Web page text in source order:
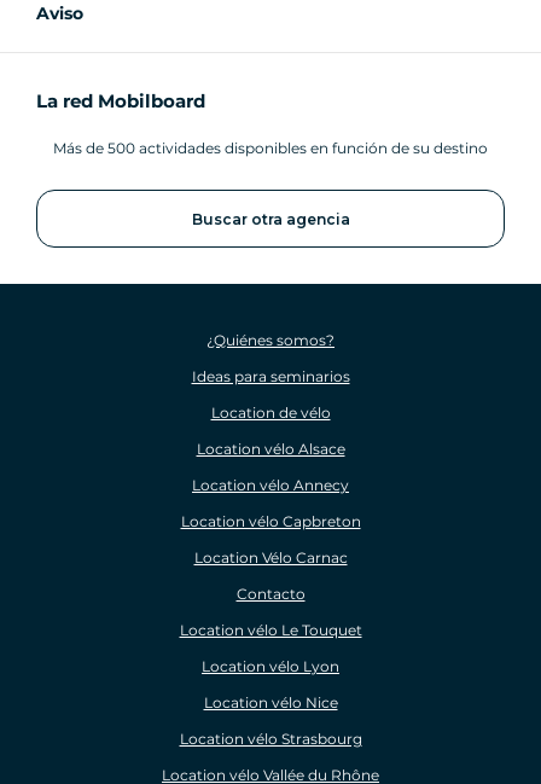
Aviso
La red Mobilboard
Más de 500 actividades disponibles en función de su destino
Buscar otra agencia
¿Quiénes somos?
Ideas para seminarios
Location de vélo
Location vélo Alsace
Location vélo Annecy
Location vélo Capbreton
Location Vélo Carnac
Contacto
Location vélo Le Touquet
Location vélo Lyon
Location vélo Nice
Location vélo Strasbourg
Location vélo Vallée du Rhône